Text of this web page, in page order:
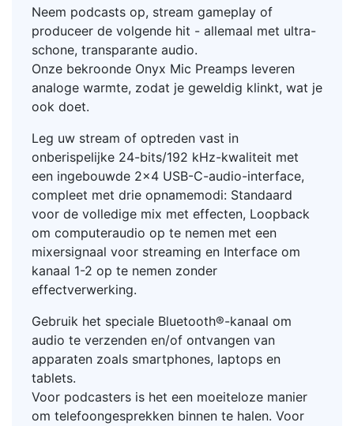
Neem podcasts op, stream gameplay of
produceer de volgende hit - allemaal met ultra-
schone, transparante audio.
Onze bekroonde Onyx Mic Preamps leveren
analoge warmte, zodat je geweldig klinkt, wat je
ook doet.
Leg uw stream of optreden vast in
onberispelijke 24-bits/192 kHz-kwaliteit met
een ingebouwde 2x4 USB-C-audio-interface,
compleet met drie opnamemodi: Standaard
voor de volledige mix met effecten, Loopback
om computeraudio op te nemen met een
mixersignaal voor streaming en Interface om
kanaal 1-2 op te nemen zonder
effectverwerking.
Gebruik het speciale Bluetooth®-kanaal om
audio te verzenden en/of ontvangen van
apparaten zoals smartphones, laptops en
tablets.
Voor podcasters is het een moeiteloze manier
om telefoongesprekken binnen te halen. Voor